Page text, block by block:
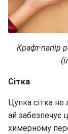
Крафт-папір
Сітка
Цупка сітка не
ай забезпечує
химерному